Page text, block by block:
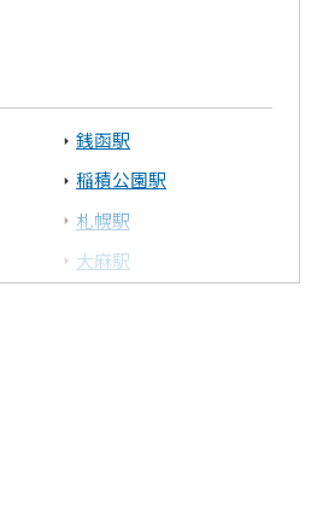
銭函駅
稲積公園駅
札幌駅
大麻駅